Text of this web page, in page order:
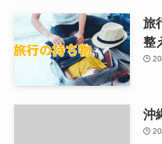
旅
整
沖